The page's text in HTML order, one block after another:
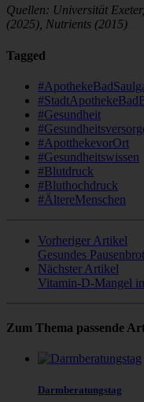
Quellen: Universität
(2025), Nutrients (2015)
Tagged
#Gesundheit
#ApotthekevorOrt
#Gesundheitswissen
#Blutdruck
#Bluthochdruck
#ÄltereMenschen
Vorheriger Artikel
Gesundes
Nächster Artikel
Vitamin-D-Mangel
Zum Thema passende
Darmberatungstag